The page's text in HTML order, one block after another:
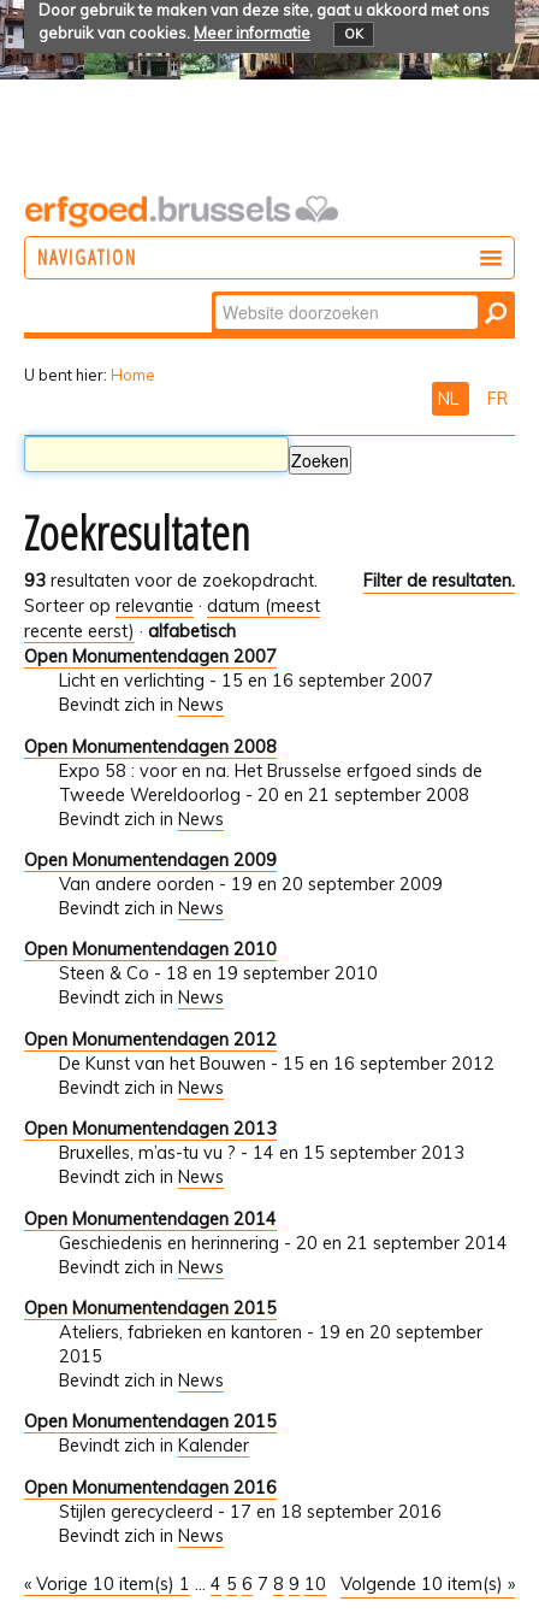
Door gebruik te maken van deze site, gaat u akkoord met ons
gebruik van cookies. Meer informatie OK
NAVIGATION
Zoek
Geavanceerd
U bent hier: Home
NL FR
Zoekresultaten
93 resultaten voor de zoekopdracht.
Filter de resultaten.
Sorteer op relevantie · datum (meest
recente eerst) · alfabetisch
Open Monumentendagen 2007
Licht en verlichting - 15 en 16 september 2007
Bevindt zich in News
Open Monumentendagen 2008
Expo 58 : voor en na. Het Brusselse erfgoed sinds de
Tweede Wereldoorlog - 20 en 21 september 2008
Bevindt zich in News
Open Monumentendagen 2009
Van andere oorden - 19 en 20 september 2009
Bevindt zich in News
Open Monumentendagen 2010
Steen & Co - 18 en 19 september 2010
Bevindt zich in News
Open Monumentendagen 2012
De Kunst van het Bouwen - 15 en 16 september 2012
Bevindt zich in News
Open Monumentendagen 2013
Bruxelles, m’as-tu vu ? - 14 en 15 september 2013
Bevindt zich in News
Open Monumentendagen 2014
Geschiedenis en herinnering - 20 en 21 september 2014
Bevindt zich in News
Open Monumentendagen 2015
Ateliers, fabrieken en kantoren - 19 en 20 september
2015
Bevindt zich in News
Open Monumentendagen 2015
Bevindt zich in Kalender
Open Monumentendagen 2016
Stijlen gerecycleerd - 17 en 18 september 2016
Bevindt zich in News
« Vorige 10 item(s) Volgende 10 item(s) »
1 ... 4 5 6 7 8 9 10